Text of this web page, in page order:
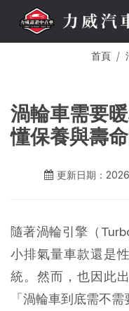
首頁
渦輪車需要
懂保養與壽
更新日期：
隨著渦輪引擎（
小排氣量車款還是
統。然而，也因此
「渦輪車到底需不需